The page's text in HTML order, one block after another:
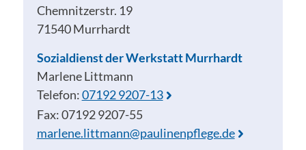
Chemnitzerstr. 19
71540 Murrhardt
Sozialdienst der Werkstatt Murrhardt
Marlene Littmann
Telefon:07192 9207-13
Fax: 07192 9207-55
marlene.littmann@paulinenpflege.de